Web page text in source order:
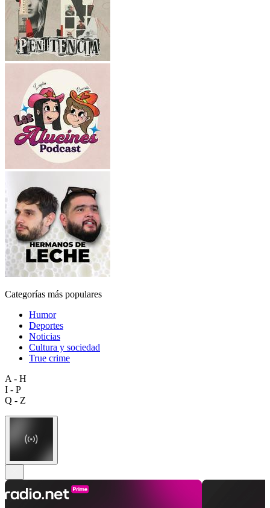
Categorías más populares
Humor
Deportes
Noticias
Cultura y sociedad
True crime
A - H
I - P
Q - Z